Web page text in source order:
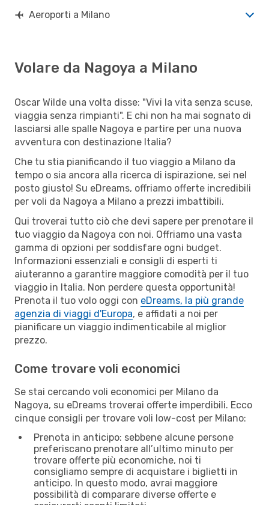
Aeroporti a Milano
Volare da Nagoya a Milano
Oscar Wilde una volta disse: "Vivi la vita senza scuse,
viaggia senza rimpianti". E chi non ha mai sognato di
lasciarsi alle spalle Nagoya e partire per una nuova
avventura con destinazione Italia?
Che tu stia pianificando il tuo viaggio a Milano da
tempo o sia ancora alla ricerca di ispirazione, sei nel
posto giusto! Su eDreams, offriamo offerte incredibili
per voli da Nagoya a Milano a prezzi imbattibili.
Qui troverai tutto ciò che devi sapere per prenotare il
tuo viaggio da Nagoya con noi. Offriamo una vasta
gamma di opzioni per soddisfare ogni budget.
Informazioni essenziali e consigli di esperti ti
aiuteranno a garantire maggiore comodità per il tuo
viaggio in Italia. Non perdere questa opportunità!
Prenota il tuo volo oggi con eDreams, la più grande
agenzia di viaggi d'Europa, e affidati a noi per
pianificare un viaggio indimenticabile al miglior
prezzo.
Come trovare voli economici
Se stai cercando voli economici per Milano da
Nagoya, su eDreams troverai offerte imperdibili. Ecco
cinque consigli per trovare voli low-cost per Milano:
Prenota in anticipo: sebbene alcune persone
preferiscano prenotare all’ultimo minuto per
trovare offerte più economiche, noi ti
consigliamo sempre di acquistare i biglietti in
anticipo. In questo modo, avrai maggiore
possibilità di comparare diverse offerte e